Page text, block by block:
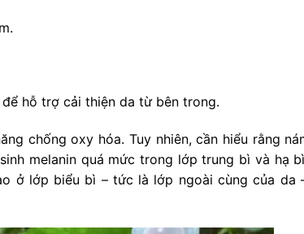
hỗ trợ cải thiện da từ bên trong.
chống oxy hóa. Tuy nhiên, cần hiểu rằng
melanin quá mức trong lớp trung bì và hạ
ở lớp biểu bì – tức là lớp ngoài cùng của da